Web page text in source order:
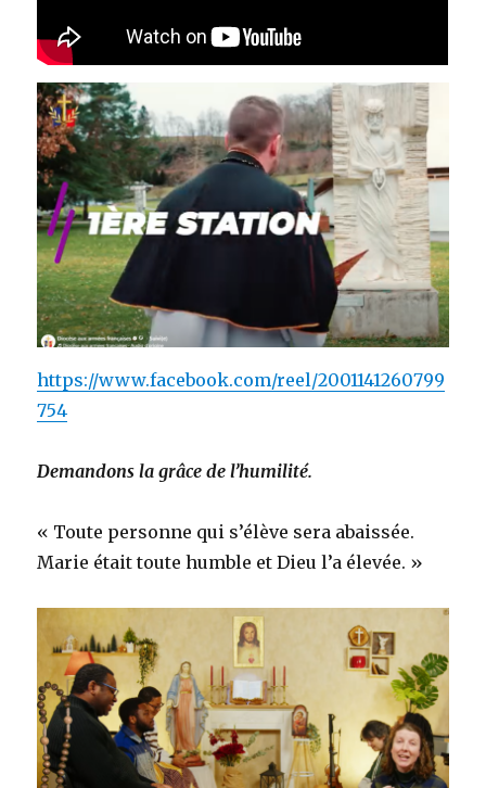
https://www.facebook.com/reel/2001141260799
754
Demandons la grâce de l’humilité.
« Toute personne qui s’élève sera abaissée.
Marie était toute humble et Dieu l’a élevée. »